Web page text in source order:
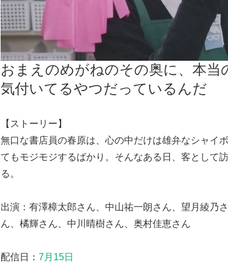
おまえのめがねのその奥に、本当
気付いてるやつだっているんだ
【ストーリー】
無口な書店員の春原は、心の中だけは雄弁なシャイ
てもモジモジするばかり。そんなある日、客として
る。
出演：有澤樟太郎さん、中山祐一朗さん、望月綾乃
ん、橘輝さん、中川晴樹さん、奥村佳恵さん
配信日： 7月15日